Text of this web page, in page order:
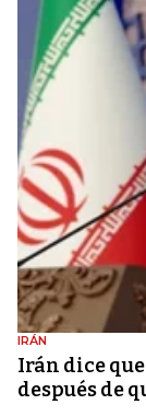
IRÁN
Irán dice
después de